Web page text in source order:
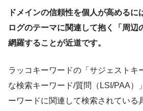
ドメインの信頼性を個人が高める
ログのテーマに関連して抱く「周辺
網羅することが近道です。
ラッコキーワードの「サジェストキ
な検索キーワード/質問（LSI/PAA）
ーワードに関連して検索されている